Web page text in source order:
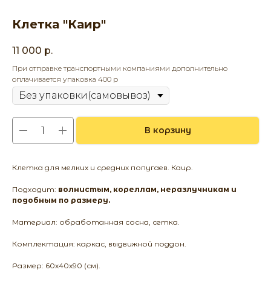
Клетка "Каир"
11 000 р.
При отправке транспортными компаниями дополнительно
оплачивается упаковка 400 р
В корзину
Клетка для мелких и средних попугаев. Каир.
Подходит: волнистым, кореллам, неразлучникам и
подобным по размеру.
Материал: обработанная сосна, сетка.
Комплектация: каркас, выдвижной поддон.
Размер: 60х40х90 (см).